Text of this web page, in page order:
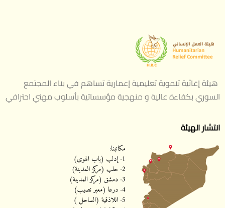
هيئة إغاثية تنموية تعليمية إعمارية تساهم في بناء المجتمع
السوري بكفاءة عالية و منهجية مؤسساتية بأسلوب مهني احترافي
انتشار الهيئة